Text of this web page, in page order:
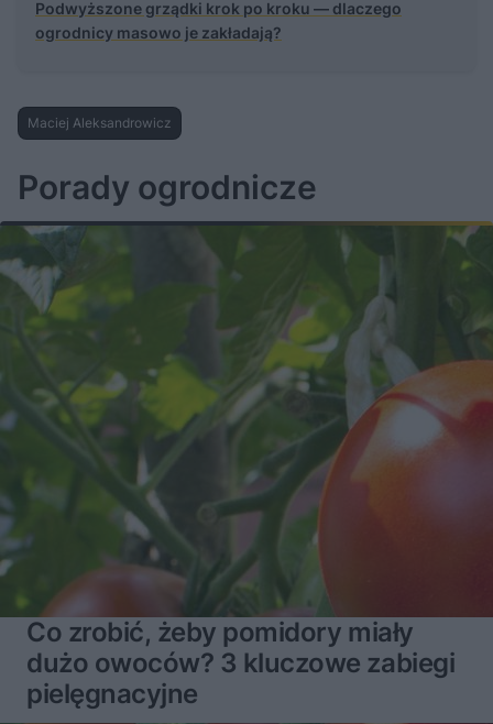
Podwyższone grządki krok po kroku — dlaczego
ogrodnicy masowo je zakładają?
Maciej Aleksandrowicz
Porady ogrodnicze
Co zrobić, żeby pomidory miały
dużo owoców? 3 kluczowe zabiegi
pielęgnacyjne